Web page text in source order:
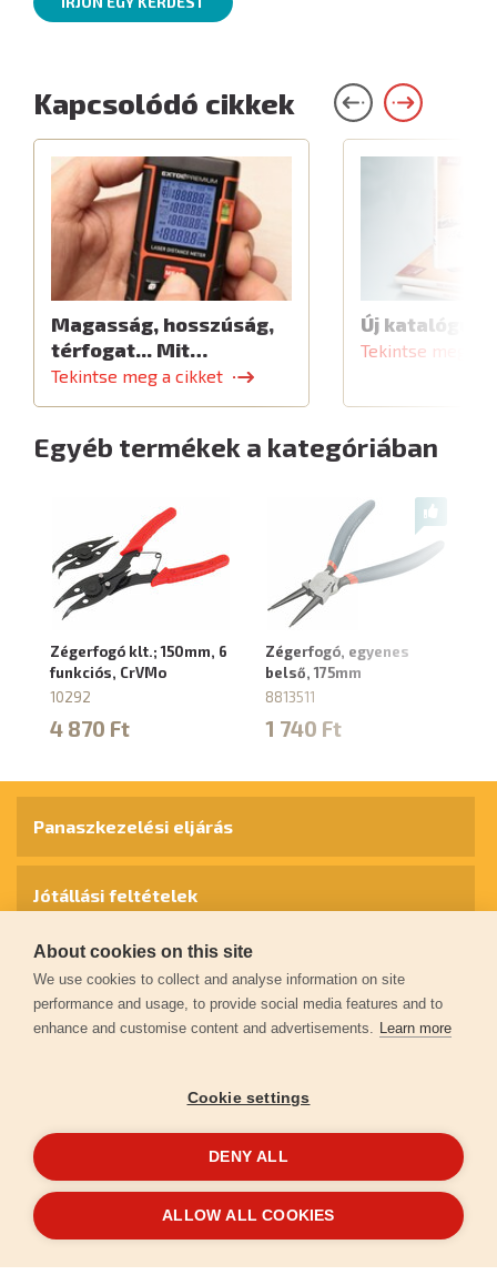
Kapcsolódó cikkek
Magasság, hosszúság,
térfogat... Mit…
Tekintse meg a cikket
Új katalógus
Tekintse meg a
Egyéb termékek a kategóriában
Zégerfogó klt.; 150mm, 6
funkciós, CrVMo
10292
4 870 Ft
Zégerfogó, egyenes
belső, 175mm
8813511
1 740 Ft
© 2026extol.hu- Minden jog fenntartva
Panaszkezelési eljárás
Jótállási feltételek
Személyes adatok védelme
Kapcsolat
Garancia regisztráció
LétrehoztaFEO
About cookies on this site
We use cookies to collect and analyse information on site
performance and usage, to provide social media features and to
enhance and customise content and advertisements. Learn more
Cookie settings
DENY ALL
ALLOW ALL COOKIES